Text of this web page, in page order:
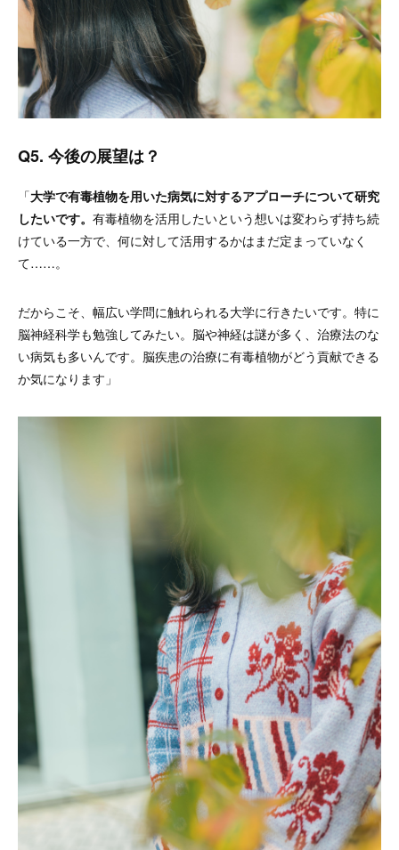
Q5. 今後の展望は？
「大学で有毒植物を用いた病気に対するアプローチについて研究
したいです。 有毒植物を活用したいという想いは変わらず持ち続
けている一方で、何に対して活用するかはまだ定まっていなく
て……。
だからこそ、幅広い学問に触れられる大学に行きたいです。特に
脳神経科学も勉強してみたい。脳や神経は謎が多く、治療法のな
い病気も多いんです。脳疾患の治療に有毒植物がどう貢献できる
か気になります」